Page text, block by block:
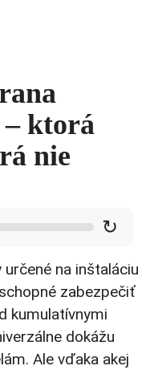
ktorá
nie
↻
na inštaláciu
zabezpečiť
kumulatívnymi
dokážu
Ale vďaka akej